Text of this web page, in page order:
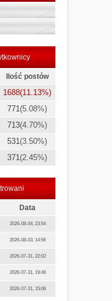
Ilość postów
1688(11.13%)
771(5.08%)
713(4.70%)
531(3.50%)
371(2.45%)
Data
2026-08-04, 23:54
2026-08-03, 14:56
2026-07-31, 22:02
2026-07-31, 19:49
2026-07-31, 15:08